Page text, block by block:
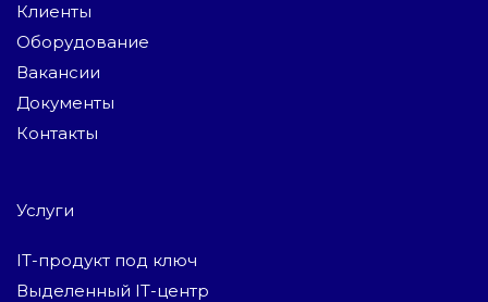
Клиенты
Оборудование
Вакансии
Документы
Контакты
Услуги
IT-продукт под ключ
Выделенный IT-центр